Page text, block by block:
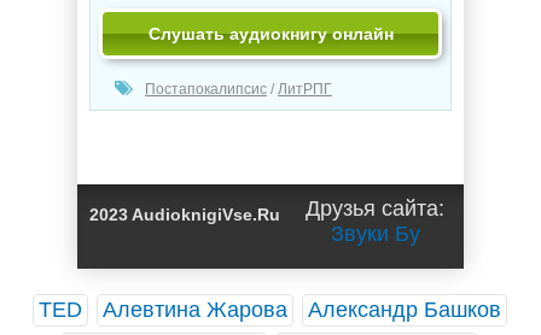
Слушать аудиокнигу онлайн
Постапокалипсис / ЛитРПГ
2023 AudioknigiVse.Ru
Друзья сайта:
Звуки Бу
TED Алевтина Жарова
Александр Башков